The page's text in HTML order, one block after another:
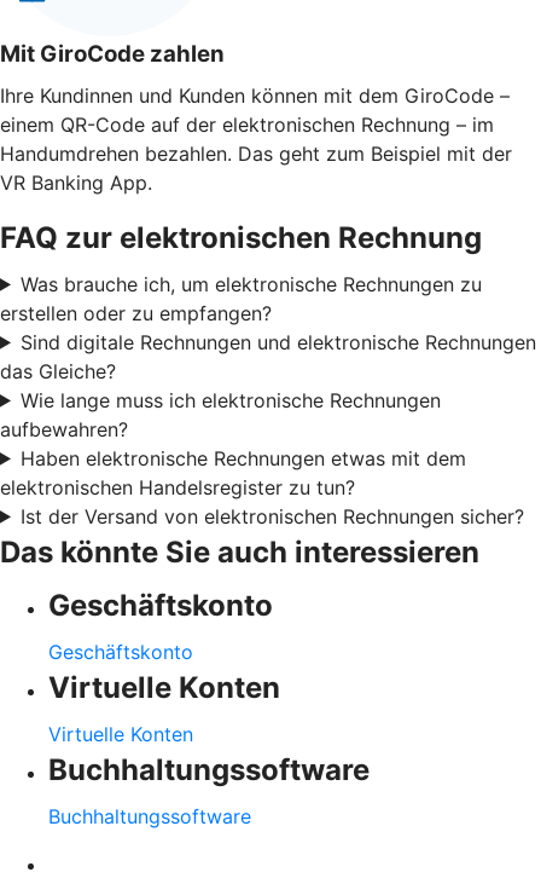
Mit GiroCode zahlen
Ihre Kundinnen und Kunden können mit dem GiroCode –
einem QR-Code auf der elektronischen Rechnung – im
Handumdrehen bezahlen. Das geht zum Beispiel mit der
VR Banking App.
FAQ zur elektronischen Rechnung
Was brauche ich, um elektronische Rechnungen zu
erstellen oder zu empfangen?
Sind digitale Rechnungen und elektronische Rechnungen
das Gleiche?
Wie lange muss ich elektronische Rechnungen
aufbewahren?
Haben elektronische Rechnungen etwas mit dem
elektronischen Handelsregister zu tun?
Ist der Versand von elektronischen Rechnungen sicher?
Das könnte Sie auch interessieren
Geschäftskonto
Geschäftskonto
Virtuelle Konten
Virtuelle Konten
Buchhaltungssoftware
Buchhaltungssoftware